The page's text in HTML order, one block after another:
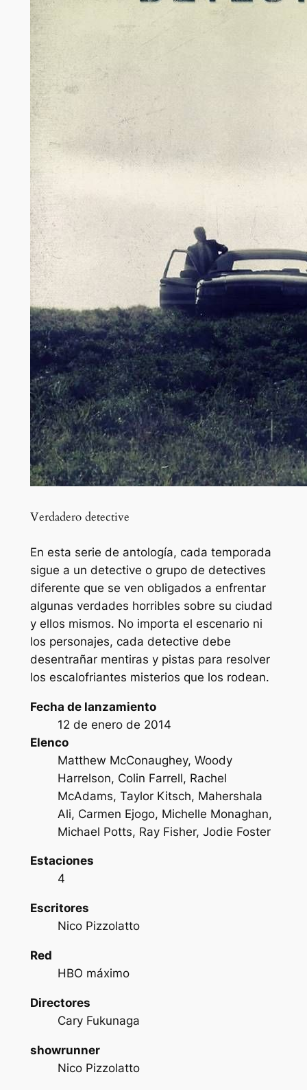
Verdadero detective
En esta serie de antología, cada temporada
sigue a un detective o grupo de detectives
diferente que se ven obligados a enfrentar
algunas verdades horribles sobre su ciudad
y ellos mismos. No importa el escenario ni
los personajes, cada detective debe
desentrañar mentiras y pistas para resolver
los escalofriantes misterios que los rodean.
Fecha de lanzamiento
12 de enero de 2014
Elenco
Matthew McConaughey, Woody
Harrelson, Colin Farrell, Rachel
McAdams, Taylor Kitsch, Mahershala
Ali, Carmen Ejogo, Michelle Monaghan,
Michael Potts, Ray Fisher, Jodie Foster
Estaciones
4
Escritores
Nico Pizzolatto
Red
HBO máximo
Directores
Cary Fukunaga
showrunner
Nico Pizzolatto